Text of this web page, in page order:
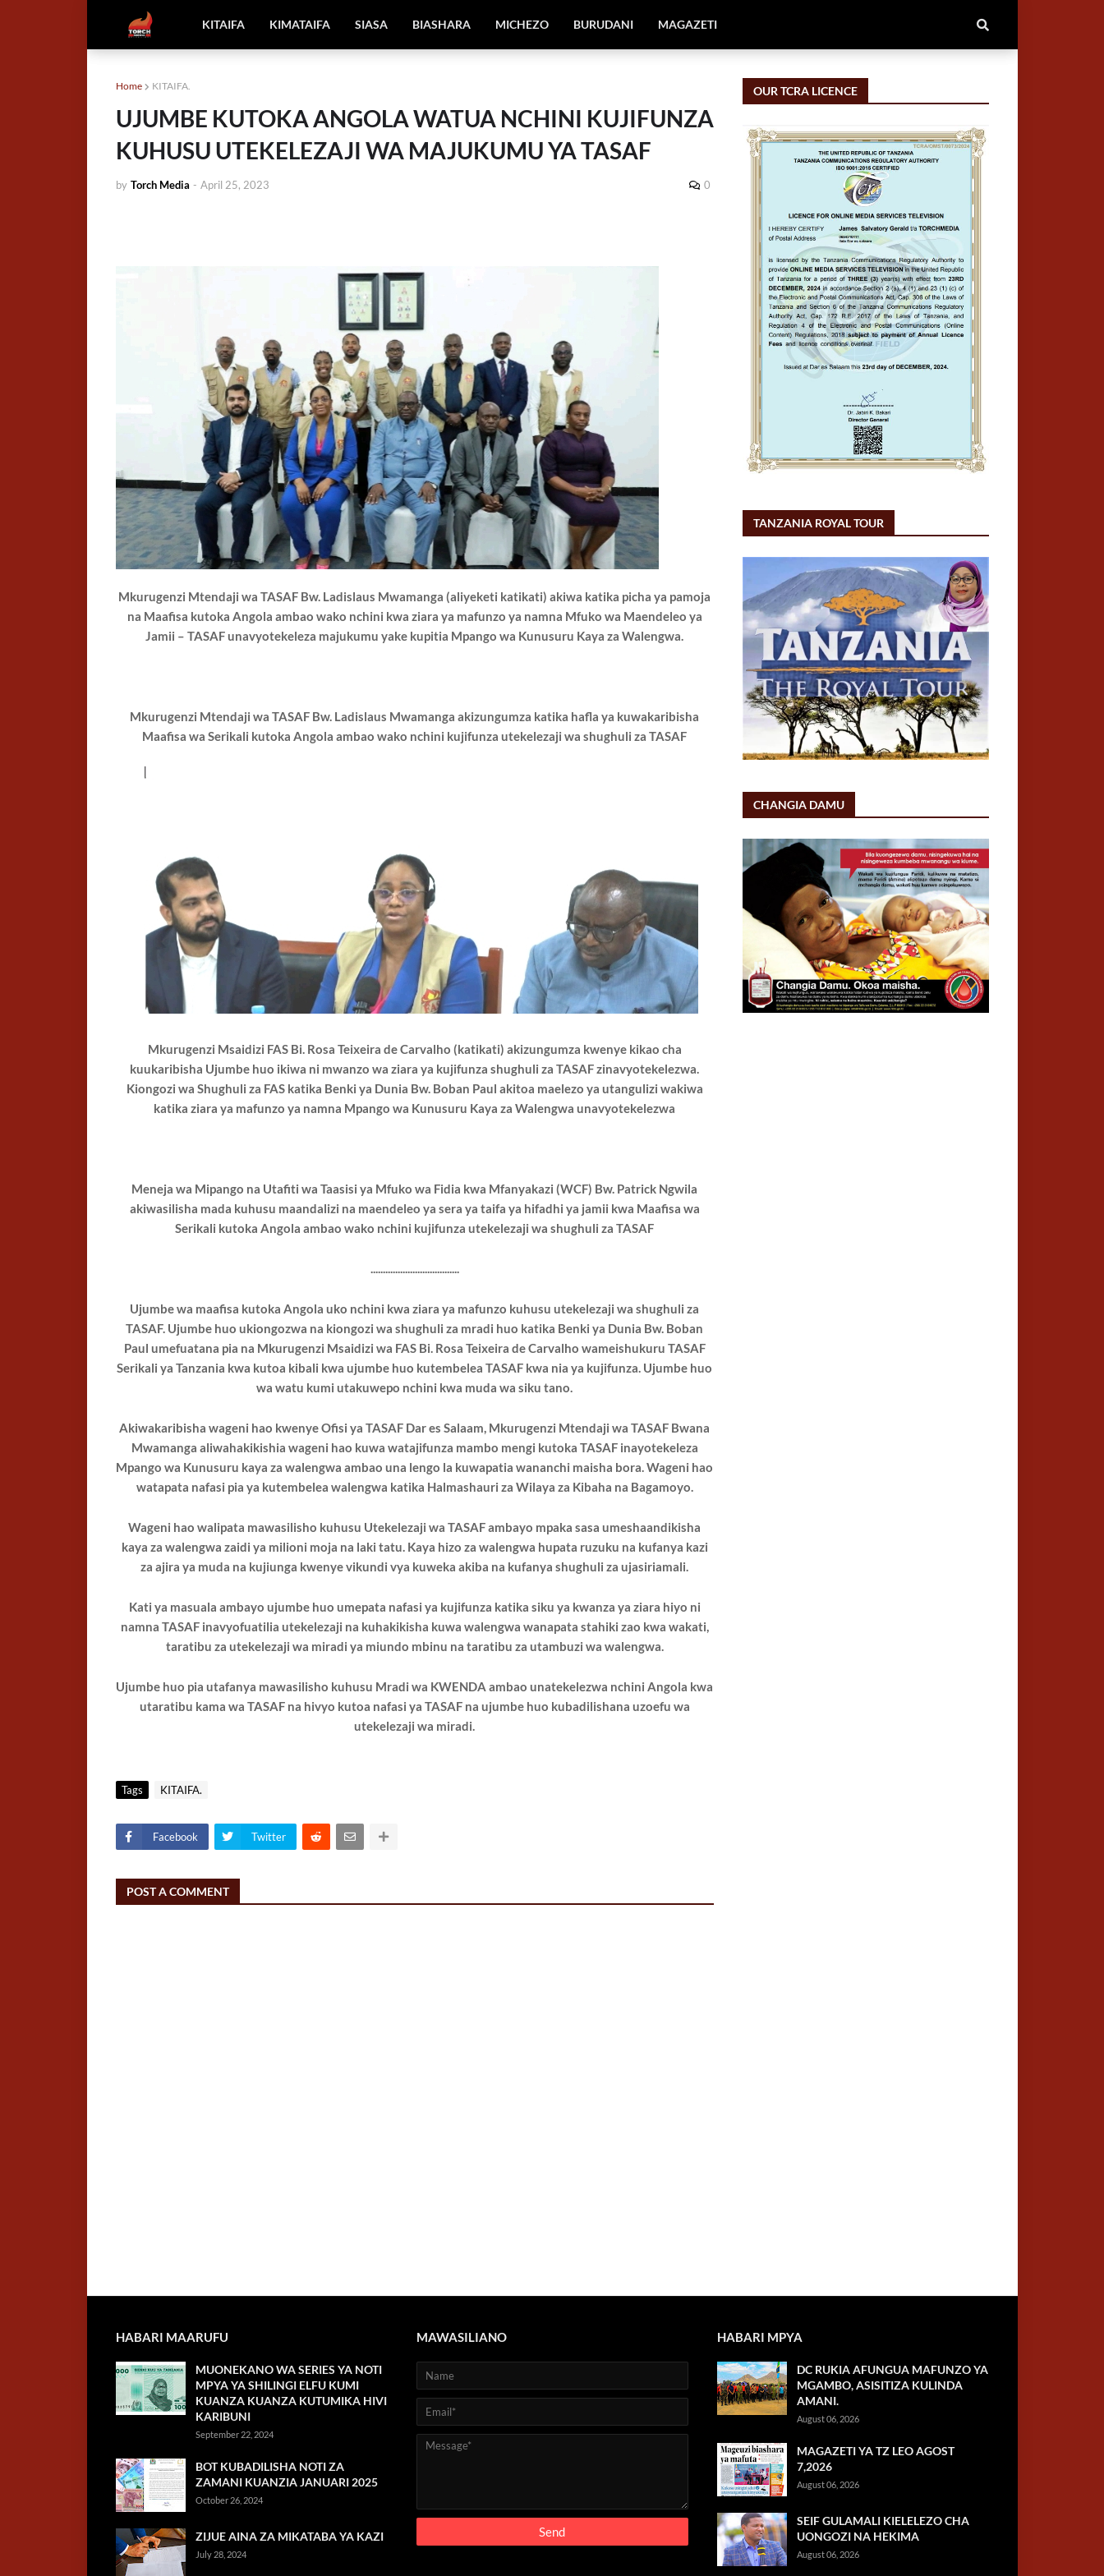
KITAIFA KIMATAIFA SIASA BIASHARA MICHEZO BURUDANI MAGAZETI
Home KITAIFA.
UJUMBE KUTOKA ANGOLA WATUA NCHINI KUJIFUNZA
KUHUSU UTEKELEZAJI WA MAJUKUMU YA TASAF
by Torch Media - April 25, 2023 0
Mkurugenzi Mtendaji wa TASAF Bw. Ladislaus Mwamanga (aliyeketi katikati) akiwa katika picha ya pamoja
na Maafisa kutoka Angola ambao wako nchini kwa ziara ya mafunzo ya namna Mfuko wa Maendeleo ya
Jamii – TASAF unavyotekeleza majukumu yake kupitia Mpango wa Kunusuru Kaya za Walengwa.
Mkurugenzi Mtendaji wa TASAF Bw. Ladislaus Mwamanga akizungumza katika hafla ya kuwakaribisha
Maafisa wa Serikali kutoka Angola ambao wako nchini kujifunza utekelezaji wa shughuli za TASAF
Mkurugenzi Msaidizi FAS Bi. Rosa Teixeira de Carvalho (katikati) akizungumza kwenye kikao cha
kuukaribisha Ujumbe huo ikiwa ni mwanzo wa ziara ya kujifunza shughuli za TASAF zinavyotekelezwa.
Kiongozi wa Shughuli za FAS katika Benki ya Dunia Bw. Boban Paul akitoa maelezo ya utangulizi wakiwa
katika ziara ya mafunzo ya namna Mpango wa Kunusuru Kaya za Walengwa unavyotekelezwa
Meneja wa Mipango na Utafiti wa Taasisi ya Mfuko wa Fidia kwa Mfanyakazi (WCF) Bw. Patrick Ngwila
akiwasilisha mada kuhusu maandalizi na maendeleo ya sera ya taifa ya hifadhi ya jamii kwa Maafisa wa
Serikali kutoka Angola ambao wako nchini kujifunza utekelezaji wa shughuli za TASAF
....................................
Ujumbe wa maafisa kutoka Angola uko nchini kwa ziara ya mafunzo kuhusu utekelezaji wa shughuli za
TASAF. Ujumbe huo ukiongozwa na kiongozi wa shughuli za mradi huo katika Benki ya Dunia Bw. Boban
Paul umefuatana pia na Mkurugenzi Msaidizi wa FAS Bi. Rosa Teixeira deCarvalho wameishukuru TASAF
Serikali ya Tanzania kwa kutoa kibali kwa ujumbe huo kutembelea TASAF kwa nia ya kujifunza. Ujumbe huo
wa watu kumi utakuwepo nchini kwa muda wa siku tano.
Akiwakaribisha wageni hao kwenye Ofisi ya TASAF Dar es Salaam, Mkurugenzi Mtendaji wa TASAF Bwana
Mwamanga aliwahakikishia wageni hao kuwa watajifunza mambo mengi kutoka TASAF inayotekeleza
Mpango wa Kunusuru kaya za walengwa ambao una lengo la kuwapatia wananchi maisha bora. Wageni hao
watapata nafasi pia ya kutembelea walengwa katika Halmashauri za Wilaya za Kibaha na Bagamoyo.
Wageni hao walipata mawasilisho kuhusu Utekelezaji wa TASAF ambayo mpaka sasa umeshaandikisha
kaya za walengwa zaidi ya milioni moja na laki tatu. Kaya hizo za walengwa hupata ruzuku na kufanya kazi
za ajira ya muda na kujiunga kwenye vikundi vya kuweka akiba na kufanya shughuli za ujasiriamali.
Kati ya masuala ambayo ujumbe huo umepata nafasi ya kujifunza katika siku ya kwanza ya ziara hiyo ni
namna TASAF inavyofuatilia utekelezaji na kuhakikisha kuwa walengwa wanapata stahiki zao kwa wakati,
taratibu za utekelezaji wa miradi ya miundo mbinu na taratibu za utambuzi wa walengwa.
Ujumbe huo pia utafanya mawasilisho kuhusu Mradi wa KWENDA ambao unatekelezwa nchini Angola kwa
utaratibu kama wa TASAF na hivyo kutoa nafasi ya TASAF na ujumbe huo kubadilishana uzoefu wa
utekelezaji wa miradi.
Tags KITAIFA.
Facebook Twitter
POST A COMMENT
OUR TCRA LICENCE
TANZANIA ROYAL TOUR
CHANGIA DAMU
HABARI MAARUFU
MUONEKANO WA SERIES YA NOTI
MPYA YA SHILINGI ELFU KUMI
KUANZA KUANZA KUTUMIKA HIVI
KARIBUNI
September 22, 2024
BOT KUBADILISHA NOTI ZA
ZAMANI KUANZIA JANUARI 2025
October 26, 2024
ZIJUE AINA ZA MIKATABA YA KAZI
July 28, 2024
MAWASILIANO HABARI MPYA
DC RUKIA AFUNGUA MAFUNZO YA
MGAMBO, ASISITIZA KULINDA
AMANI.
August 06, 2026
MAGAZETI YA TZ LEO AGOST
7,2026
August 06, 2026
SEIF GULAMALI KIELELEZO CHA
UONGOZI NA HEKIMA
August 06, 2026